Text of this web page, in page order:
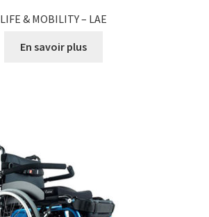
LIFE & MOBILITY – LAE
En savoir plus